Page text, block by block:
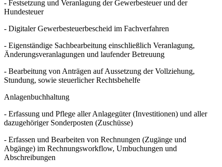
- Festsetzung und Veranlagung der Gewerbesteuer und der
Hundesteuer
- Digitaler Gewerbesteuerbescheid im Fachverfahren
- Eigenständige Sachbearbeitung einschließlich Veranlagung,
Änderungsveranlagungen und laufender Betreuung
- Bearbeitung von Anträgen auf Aussetzung der Vollziehung,
Stundung, sowie steuerlicher Rechtsbehelfe
Anlagenbuchhaltung
- Erfassung und Pflege aller Anlagegüter (Investitionen) und aller
dazugehöriger Sonderposten (Zuschüsse)
- Erfassen und Bearbeiten von Rechnungen (Zugänge und
Abgänge) im Rechnungsworkflow, Umbuchungen und
Abschreibungen